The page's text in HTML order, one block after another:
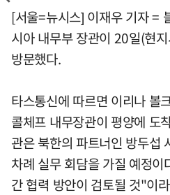
[서울=뉴시스] 이재우 기자 =
시아 내무부 장관이 20일(현
방문했다.
타스통신에 따르면 이리나 볼
콜체프 내무장관이 평양에 도
관은 북한의 파트너인 방두섭
차례 실무 회담을 가질 예정
간 협력 방안이 검토될 것"이